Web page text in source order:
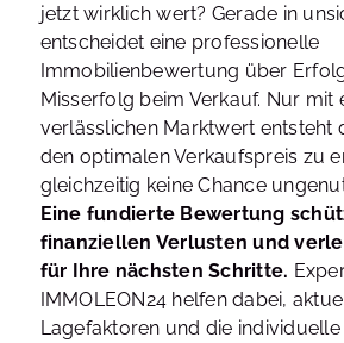
jetzt wirklich wert? Gerade in
entscheidet eine professionelle
Immobilienbewertung über
Misserfolg beim Verkauf. Nur mit
verlässlichen Marktwert entsteht
den optimalen Verkaufspreis zu
gleichzeitig keine Chance
Eine fundierte Bewertung
finanziellen Verlusten und
für Ihre nächsten Schritte.
IMMOLEON24 helfen dabei,
Lagefaktoren und die